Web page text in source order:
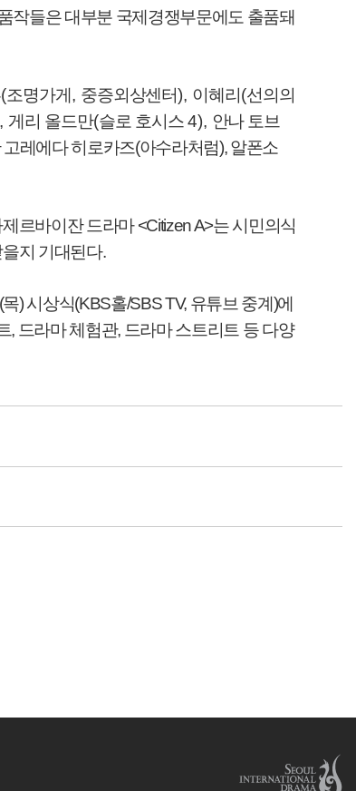
작들은 대부분 국제경쟁부문에도 출품돼
(조명가게 , 중증외상센터), 이혜리 (선의의
게리 올드만(슬로 호시스4), 안나 토브
고레에다 히로카즈(아수라처럼),알폰소
르바이잔 드라마<Citizen A>는 시민의식
지 기대된다.
(목)시상식(KBS홀/SBS TV, 유튜브 중계 )에
, 드라마 체험관, 드라마 스트리트 등 다양